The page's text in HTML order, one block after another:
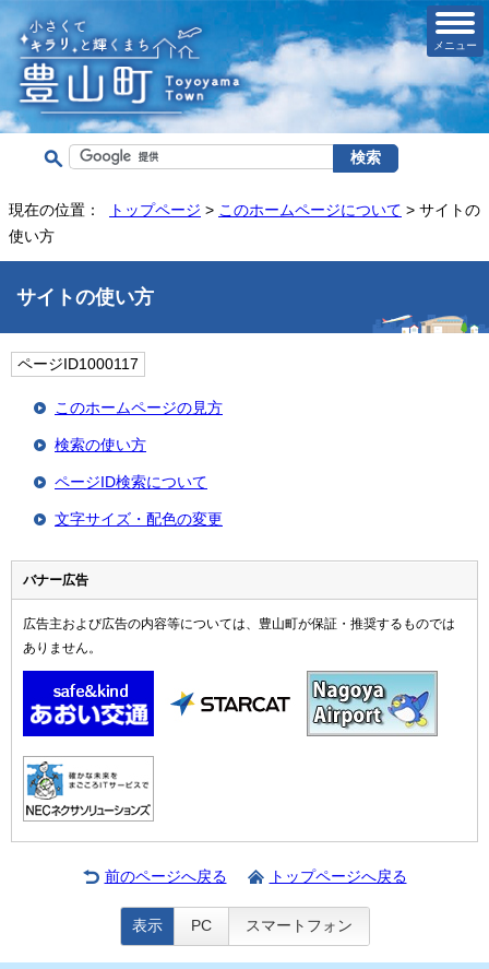
メニュー
現在の位置： トップページ > このホームページについて > サイトの
使い方
サイトの使い方
ページID1000117
このホームページの見方
検索の使い方
ページID検索について
文字サイズ・配色の変更
バナー広告
広告主および広告の内容等については、豊山町が保証・推奨するものでは
ありません。
前のページへ戻る トップページへ戻る
表示 PC スマートフォン